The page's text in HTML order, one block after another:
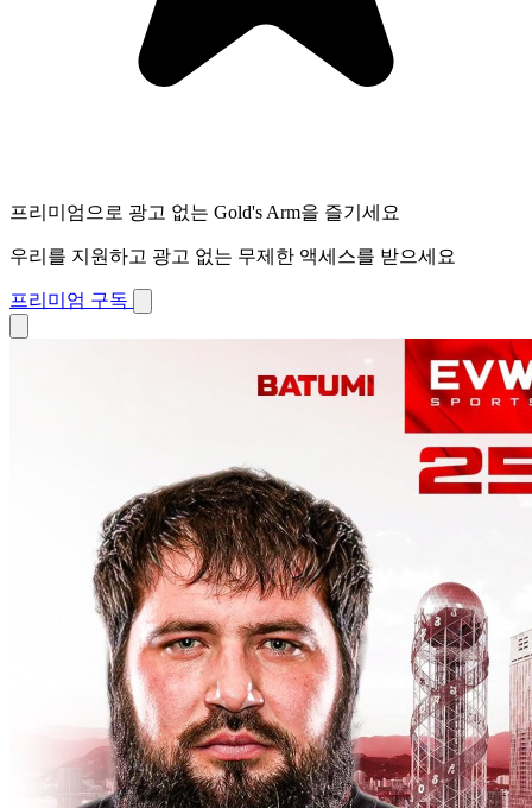
프리미엄으로 광고 없는 Gold's Arm을 즐기세요
우리를 지원하고 광고 없는 무제한 액세스를 받으세요
프리미엄 구독